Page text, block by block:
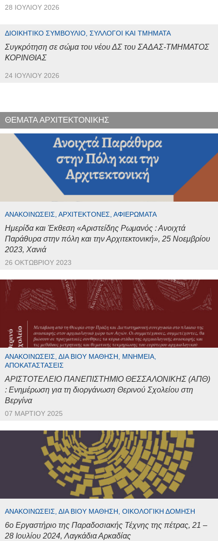
28 ΙΟΥΛΊΟΥ 2026
ΔΙΟΙΚΗΤΙΚΌ ΣΥΜΒΟΎΛΙΟ, ΣΎΛΛΟΓΟΙ ΚΑΙ ΤΜΉΜΑΤΑ
Συγκρότηση σε σώμα του νέου ΔΣ του ΣΑΔΑΣ-ΤΜΗΜΑΤΟΣ
ΚΟΡΙΝΘΙΑΣ
24 ΙΟΥΛΊΟΥ 2026
ΘΕΜΑΤΑ ΑΡΧΙΤΕΚΤΟΝΙΚΗΣ
ΑΝΑΚΟΙΝΏΣΕΙΣ, ΑΡΧΙΤΈΚΤΟΝΕΣ, ΑΦΙΕΡΏΜΑΤΑ
Ημερίδα και Έκθεση «Αριστείδης Ρωμανός : Ανοιχτά
Παράθυρα στην πόλη και την Αρχιτεκτονική», 25 Νοεμβρίου
2023, Χανιά
26 ΟΚΤΩΒΡΊΟΥ 2023
ΑΝΑΚΟΙΝΏΣΕΙΣ, ΔΙΆ ΒΊΟΥ ΜΆΘΗΣΗ, ΜΝΗΜΕΊΑ,
ΑΠΟΚΑΤΑΣΤΆΣΕΙΣ
ΑΡΙΣΤΟΤΕΛΕΙΟ ΠΑΝΕΠΙΣΤΗΜΙΟ ΘΕΣΣΑΛΟΝΙΚΗΣ (ΑΠΘ)
: Ενημέρωση για τη διοργάνωση Θερινού Σχολείου στη
Βεργίνα
07 ΜΑΡΤΊΟΥ 2025
ΑΝΑΚΟΙΝΏΣΕΙΣ, ΔΙΆ ΒΊΟΥ ΜΆΘΗΣΗ, ΟΙΚΟΛΟΓΙΚΉ ΔΌΜΗΣΗ
6ο Εργαστήριο της Παραδοσιακής Τέχνης της πέτρας, 21 –
28 Ιουλίου 2024, Λαγκάδια Αρκαδίας